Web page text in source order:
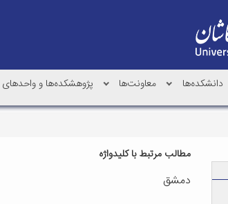
دانشکده‌ها معاونت‌ها پژوهشکده‌ها و
مطالب مرتبط با کلیدواژه
دمشق